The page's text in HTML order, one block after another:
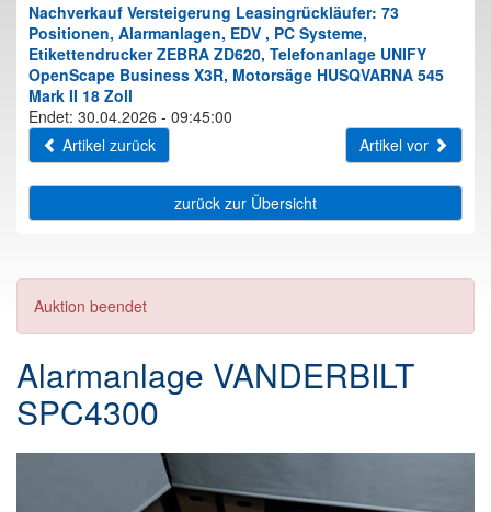
Nachverkauf Versteigerung Leasingrückläufer: 73
Positionen, Alarmanlagen, EDV , PC Systeme,
Etikettendrucker ZEBRA ZD620, Telefonanlage UNIFY
OpenScape Business X3R, Motorsäge HUSQVARNA 545
Mark II 18 Zoll
Endet: 30.04.2026 - 09:45:00
Artikel zurück
Artikel vor
zurück zur Übersicht
Auktion beendet
Alarmanlage VANDERBILT
SPC4300